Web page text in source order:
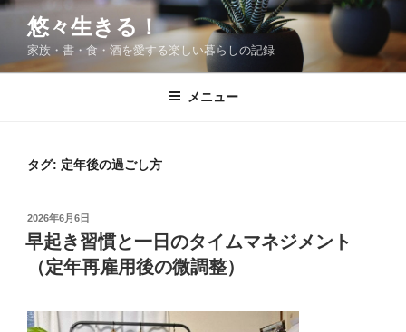
コ
ン
悠々生きる！
家族・書・食・酒を愛する楽しい暮らしの記録
メニュー
タグ: 定年後の過ごし方
投
稿
日:
2026年6月6日
早起き習慣と一日のタイムマネジメント
（定年再雇用後の微調整）